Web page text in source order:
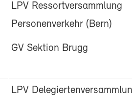
LPV Ressortversammlung
Personenverkehr (Bern)
GV Sektion Brugg
LPV